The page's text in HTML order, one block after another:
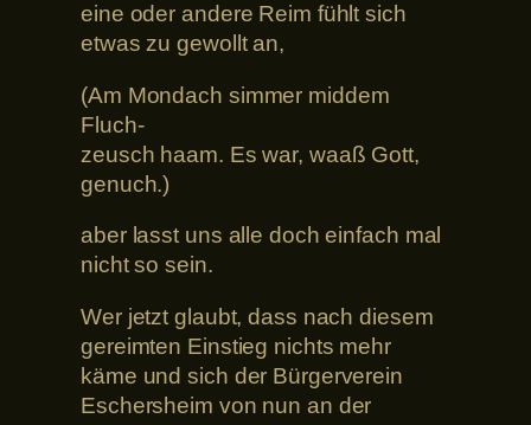
eine oder andere Reim fühlt sich
etwas zu gewollt an,
(Am Mondach simmer middem
Fluch-
zeusch haam. Es war, waaß Gott,
genuch.)
aber lasst uns alle doch einfach mal
nicht so sein.
Wer jetzt glaubt, dass nach diesem
gereimten Einstieg nichts mehr
käme und sich der Bürgerverein
Eschersheim von nun an der